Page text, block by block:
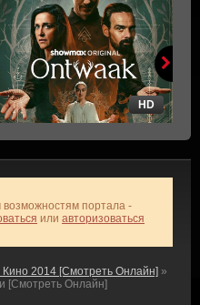
HD
возможностям портала -
или авторизоваться
Кино 2014 [Смотреть Онлайн] »
[Смотреть Онлайн]